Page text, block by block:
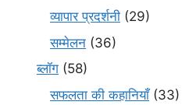
व्यापार प्रदर्शनी (29)
सम्मेलन (36)
ब्लॉग (58)
सफलता की कहानियाँ(33)